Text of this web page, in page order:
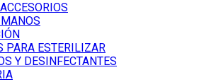
PARA ESTERILIZAR
Y DESINFECTANTES